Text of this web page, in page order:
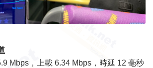
Mbps，上載 6.34 Mbps，時延 12 毫秒